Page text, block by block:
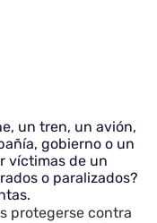
un tren, un avión,
gobierno o un
víctimas de un
o paralizados?
protegerse contra